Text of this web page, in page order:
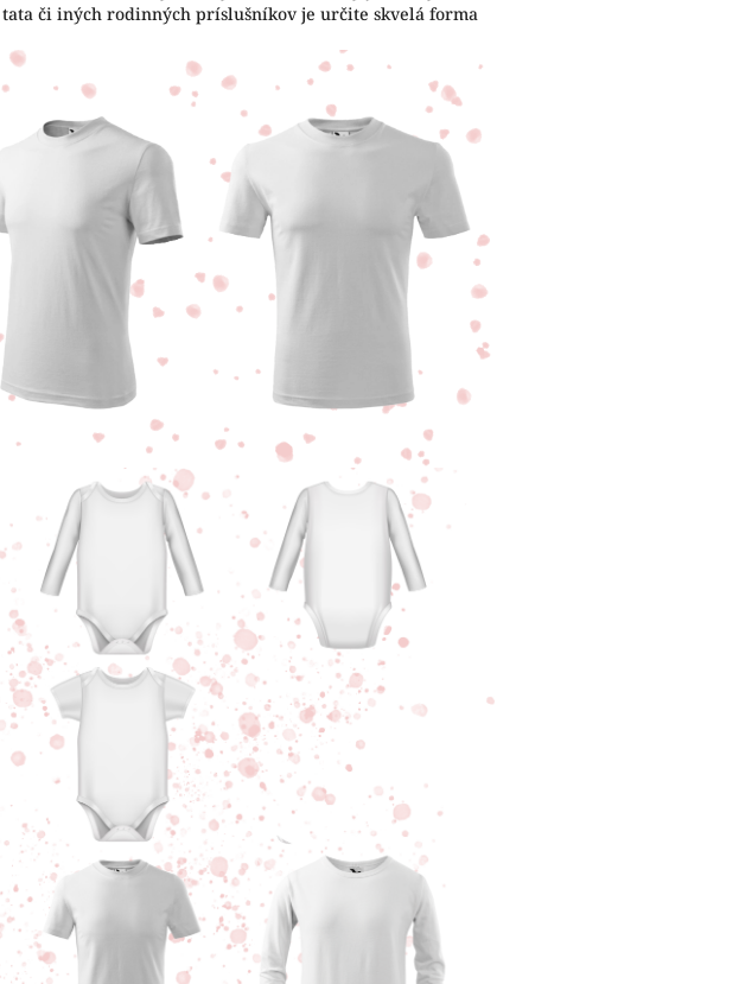
tata či iných rodinných príslušníkov je určite skvelá forma